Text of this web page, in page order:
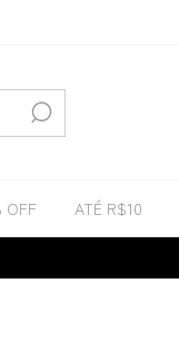
OFF ATÉ R$10